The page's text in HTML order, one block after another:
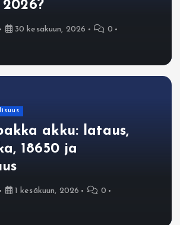
30 kesäkuun, 2026
0
akku: lataus,
18650 ja
1 kesäkuun, 2026
0